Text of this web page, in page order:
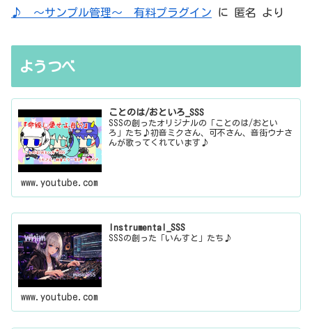
♪ ～サンプル管理～ 有料プラグイン に 匿名 より
ようつべ
ことのは/おといろ_SSS
SSSの創ったオリジナルの「ことのは/おとい
ろ」たち♪初音ミクさん、可不さん、音街ウナさ
んが歌ってくれています♪
www.youtube.com
Instrumental_SSS
SSSの創った「いんすと」たち♪
www.youtube.com